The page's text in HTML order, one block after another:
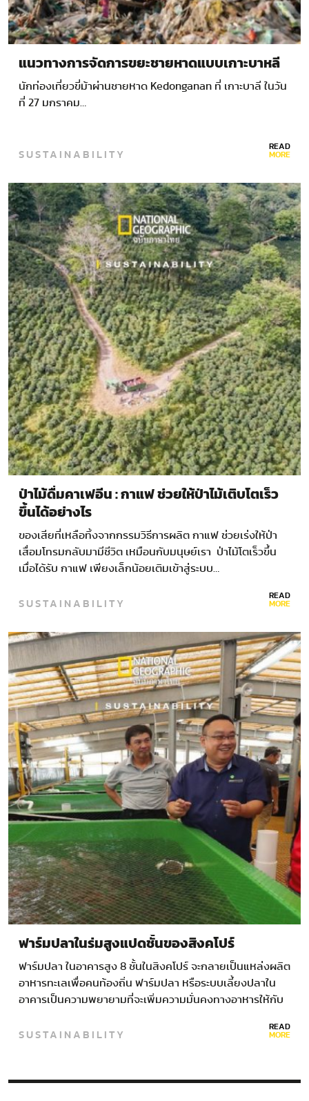
แนวทางการจัดการขยะชายหาดแบบเกาะบาหลี
นักท่องเที่ยวขี่ม้าผ่านชายหาด Kedonganan ที่ เกาะบาลี ในวัน
ที่ 27 มกราคม…
SUSTAINABILITY READ
MORE
ป่าไม้ดื่มคาเฟอีน : กาแฟ ช่วยให้ป่าไม้เติบโตเร็ว
ขึ้นได้อย่างไร
ของเสียที่เหลือทิ้งจากกรรมวิธีการผลิต กาแฟ ช่วยเร่งให้ป่า
เสื่อมโทรมกลับมามีชีวิต เหมือนกับมนุษย์เรา ป่าไม้โตเร็วขึ้น
เมื่อได้รับ กาแฟ เพียงเล็กน้อยเติมเข้าสู่ระบบ…
SUSTAINABILITY READ
MORE
ฟาร์มปลาในร่มสูงแปดชั้นของสิงคโปร์
ฟาร์มปลา ในอาคารสูง 8 ชั้นในสิงคโปร์ จะกลายเป็นแหล่งผลิต
อาหารทะเลเพื่อคนท้องถิ่น ฟาร์มปลา หรือระบบเลี้ยงปลาใน
อาคารเป็นความพยายามที่จะเพิ่มความมั่นคงทางอาหารให้กับ
SUSTAINABILITY READ
MORE